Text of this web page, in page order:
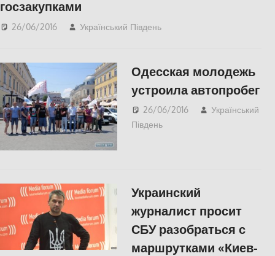
госзакупками
26/06/2016 Український Південь
Одесская молодежь
устроила автопробег
26/06/2016
Український
Південь
Украинский
журналист просит
СБУ разобраться с
маршрутками «Киев-